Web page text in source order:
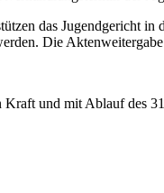
das Jugendgericht
Die
und mit Ablauf des